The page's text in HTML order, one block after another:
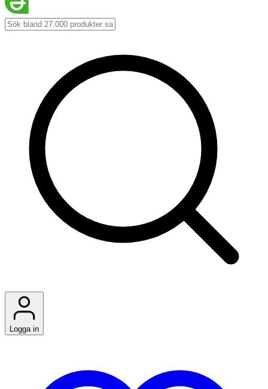
Logga in